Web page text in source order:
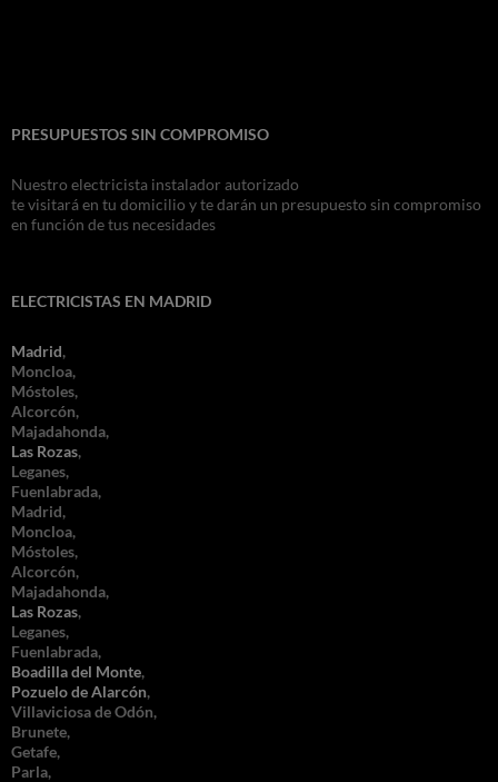
PRESUPUESTOS SIN COMPROMISO
Nuestro electricista instalador autorizado
te visitará en tu domicilio y te darán un presupuesto sin compromiso
en función de tus necesidades
ELECTRICISTAS EN MADRID
Madrid,
Moncloa,
Móstoles,
Alcorcón,
Majadahonda,
Las Rozas,
Leganes,
Fuenlabrada,
Madrid,
Moncloa,
Móstoles,
Alcorcón,
Majadahonda,
Las Rozas,
Leganes,
Fuenlabrada,
Boadilla del Monte,
Pozuelo de Alarcón,
Villaviciosa de Odón,
Brunete,
Getafe,
Parla,